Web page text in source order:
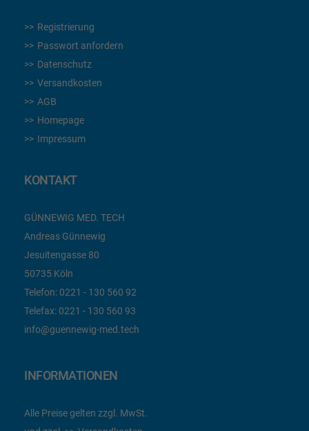
Registrierung
Passwort anfordern
Datenschutz
Versandkosten
AGB
Homepage
Impressum
KONTAKT
GÜNNEWIG MED. TECH
Andreas Günnewig
Jesuitengasse 80
50735 Köln
Telefon: 0221 - 130 560 92
Telefax: 0221 - 130 560 93
info@guennewig-med.tech
INFORMATIONEN
Alle Preise gelten zzgl. MwSt.